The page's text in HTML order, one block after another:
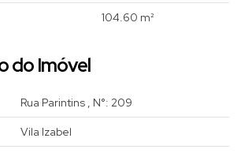
104.60 m²
do Imóvel
Rua Parintins , N°: 209
Vila Izabel